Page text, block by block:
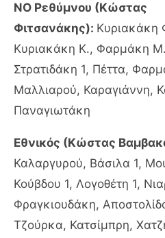
ΝΟ Ρεθύμνου (Κώστας
Φιτσανάκης): Κυριακάκη
Κυριακάκη Κ., Φαρμάκη
Στρατιδάκη 1, Πέττα,
Μαλλιαρού, Καραγιάννη,
Παναγιωτάκη
Εθνικός (Κώστας
Καλαργυρού, Βάσιλα 1,
Κούβδου 1, Λογοθέτη 1,
Φραγκιουδάκη,
Τζούρκα, Κατσίμπρη,